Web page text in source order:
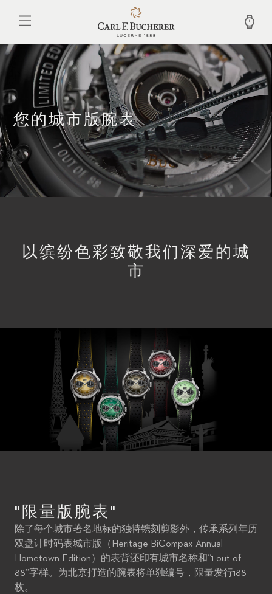
要
容
您的城市版腕表
以缤纷色彩致敬我们深爱的城
市
"限量版腕表"
除了每个城市著名地标的独特镌刻剪影外，传承系列年历
双盘计时码表城市版（Heritage BiCompax Annual
Hometown Edition）的表背还印有城市名称和“1 out of
88”字样。为北京打造的腕表将单独编号，限量发行188
枚。